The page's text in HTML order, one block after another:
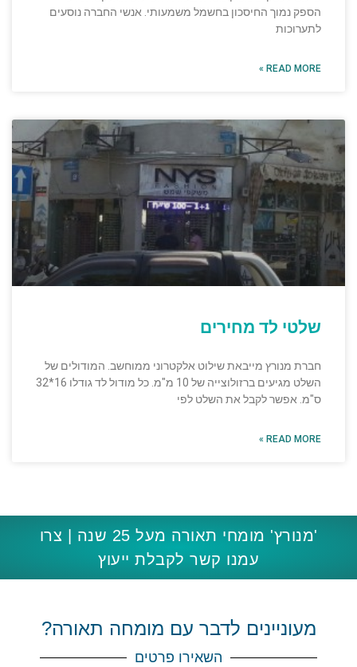
הספק נמוך החיסכון בחשמל משמעותי. אנשי החברה נוסעים
לתערוכות
READ MORE »
שלטי לד מחירים
חברת מנורץ מייבאת שילוט אלקטרוני ממוחשב. המודולים של
השלט מגיעים ברזולוצייה של 10 מ"מ. כל מודול לד גודלו 16*32
ס"מ. אפשר לקבל את השלט לפי
READ MORE »
'מנורץ' מומחי תאורה מעל 25 שנה | צרו
עמנו קשר לקבלת ייעוץ
מעוניינים לדבר עם מומחה תאורה?
השאירו פרטים